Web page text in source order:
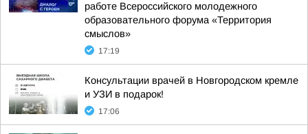
работе Всероссийского молодежного
образовательного форума «Территория
смыслов»
17:19
Консультации врачей в Новгородском кремле
и УЗИ в подарок!
17:06